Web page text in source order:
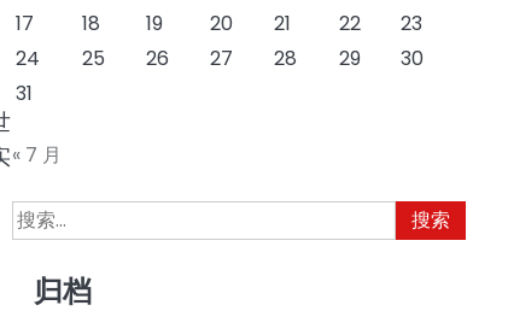
17
18 19 20 21 22
23
24
25 26 27 28 29
30
31
« 7 月
搜
索：
归档